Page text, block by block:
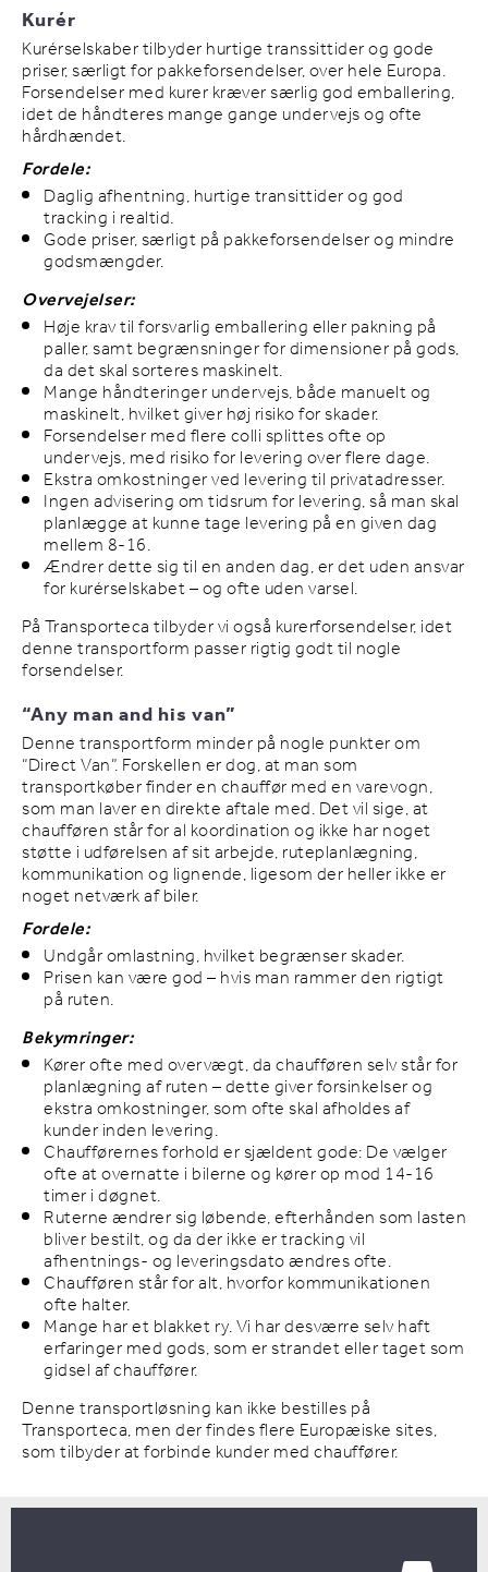
Kurér
Kurérselskaber tilbyder hurtige transsittider og gode
priser, særligt for pakkeforsendelser, over hele Europa.
Forsendelser med kurer kræver særlig god emballering,
idet de håndteres mange gange undervejs og ofte
hårdhændet.
Fordele:
Daglig afhentning, hurtige transittider og god
tracking i realtid.
Gode priser, særligt på pakkeforsendelser og mindre
godsmængder.
Overvejelser:
Høje krav til forsvarlig emballering eller pakning på
paller, samt begrænsninger for dimensioner på gods,
da det skal sorteres maskinelt.
Mange håndteringer undervejs, både manuelt og
maskinelt, hvilket giver høj risiko for skader.
Forsendelser med flere colli splittes ofte op
undervejs, med risiko for levering over flere dage.
Ekstra omkostninger ved levering til privatadresser.
Ingen advisering om tidsrum for levering, så man skal
planlægge at kunne tage levering på en given dag
mellem 8-16.
Ændrer dette sig til en anden dag, er det uden ansvar
for kurérselskabet – og ofte uden varsel.
På Transporteca tilbyder vi også kurerforsendelser, idet
denne transportform passer rigtig godt til nogle
forsendelser.
“Any man and his van”
Denne transportform minder på nogle punkter om
“Direct Van”. Forskellen er dog, at man som
transportkøber finder en chauffør med en varevogn,
som man laver en direkte aftale med. Det vil sige, at
chaufføren står for al koordination og ikke har noget
støtte i udførelsen af sit arbejde, ruteplanlægning,
kommunikation og lignende, ligesom der heller ikke er
noget netværk af biler.
Fordele:
Undgår omlastning, hvilket begrænser skader.
Prisen kan være god – hvis man rammer den rigtigt
på ruten.
Bekymringer:
Kører ofte med overvægt, da chaufføren selv står for
planlægning af ruten – dette giver forsinkelser og
ekstra omkostninger, som ofte skal afholdes af
kunder inden levering.
Chaufførernes forhold er sjældent gode: De vælger
ofte at overnatte i bilerne og kører op mod 14-16
timer i døgnet.
Ruterne ændrer sig løbende, efterhånden som lasten
bliver bestilt, og da der ikke er tracking vil
afhentnings- og leveringsdato ændres ofte.
Chaufføren står for alt, hvorfor kommunikationen
ofte halter.
Mange har et blakket ry. Vi har desværre selv haft
erfaringer med gods, som er strandet eller taget som
gidsel af chauffører.
Denne transportløsning kan ikke bestilles på
Transporteca, men der findes flere Europæiske sites,
som tilbyder at forbinde kunder med chauffører.